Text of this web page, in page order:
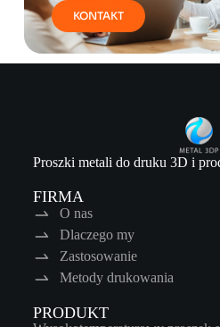
KONTAKT
Proszki metali do druku 3D i
FIRMA
O nas
Dlaczego my
Zastosowanie
Metody drukowania
PRODUKT